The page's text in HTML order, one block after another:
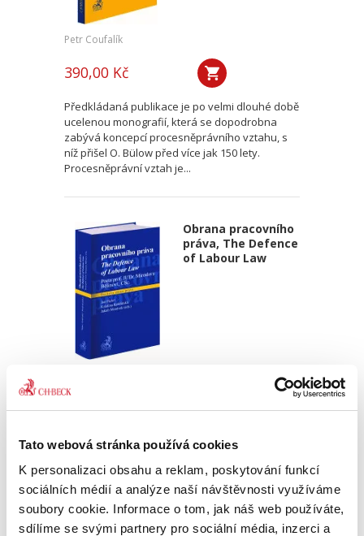
Tato webová stránka používá cookies
K personalizaci obsahu a reklam, poskytování funkcí
sociálních médií a analýze naší návštěvnosti využíváme
soubory cookie. Informace o tom, jak náš web používáte,
sdílíme se svými partnery pro sociální média, inzerci a
Petr Coufalík
390,00 Kč
Předkládaná publikace je po velmi dlouhé době
ucelenou monografií, která se dopodrobna
zabývá koncepcí procesněprávního vztahu, s
níž přišel O. Bülow před více jak 150 lety.
Procesněprávní vztah je...
Obrana pracovního
práva, The Defence
of Labour Law
690,00 Kč
Profesor Miroslav Bělina celý svůj profesní život
specifika trvale hájí na poli akademickém i
legislativním. Knihou Obrana pracovního práva
chce...